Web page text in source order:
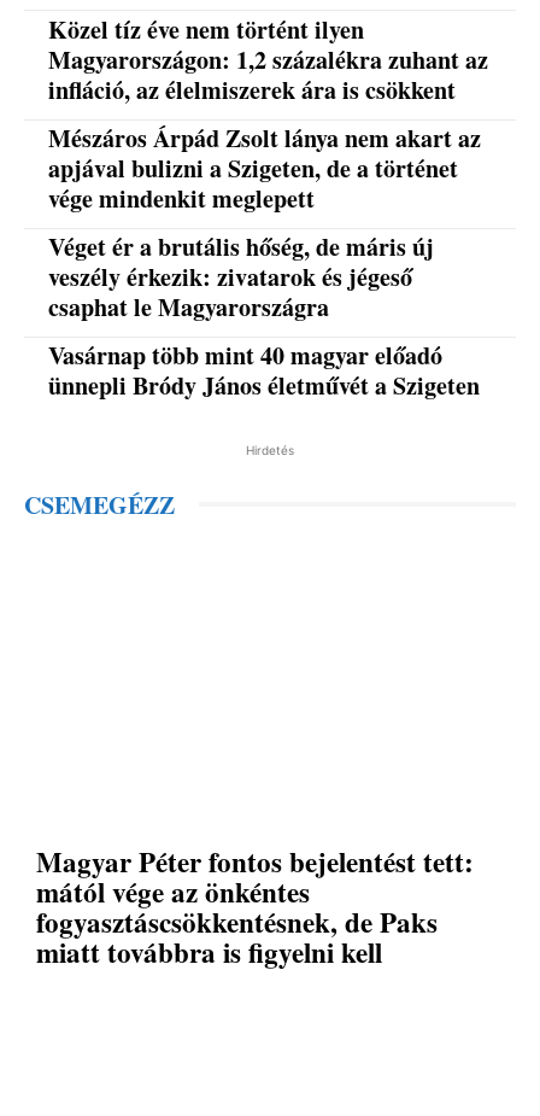
Közel tíz éve nem történt ilyen
Magyarországon: 1,2 százalékra zuhant az
infláció, az élelmiszerek ára is csökkent
Mészáros Árpád Zsolt lánya nem akart az
apjával bulizni a Szigeten, de a történet
vége mindenkit meglepett
Véget ér a brutális hőség, de máris új
veszély érkezik: zivatarok és jégeső
csaphat le Magyarországra
Vasárnap több mint 40 magyar előadó
ünnepli Bródy János életművét a Szigeten
Hirdetés
CSEMEGÉZZ
Magyar Péter fontos bejelentést tett:
mától vége az önkéntes
fogyasztáscsökkentésnek, de Paks
miatt továbbra is figyelni kell